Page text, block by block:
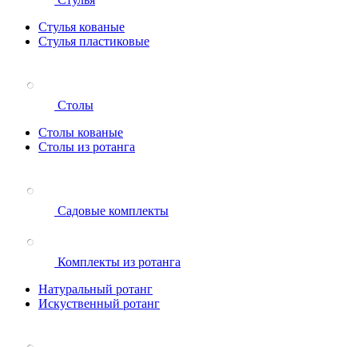
Стулья кованые
Стулья пластиковые
Столы
Столы кованые
Столы из ротанга
Садовые комплекты
Комплекты из ротанга
Натуральный ротанг
Искуственный ротанг